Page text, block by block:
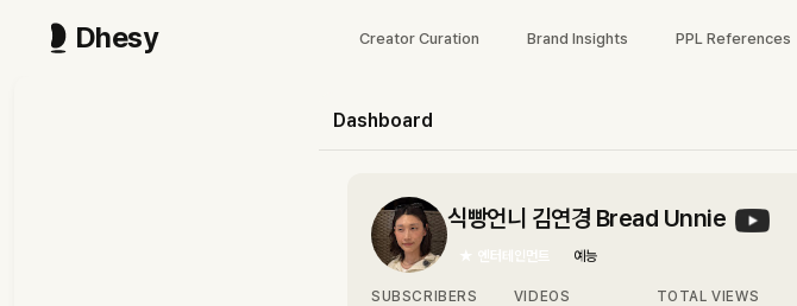
Dhesy Creator Curation Brand Insights PPL References
Dashboard
식빵언니 김연경 Bread Unnie
★ 엔터테인먼트 예능
SUBSCRIBERS VIDEOS TOTAL VIEWS